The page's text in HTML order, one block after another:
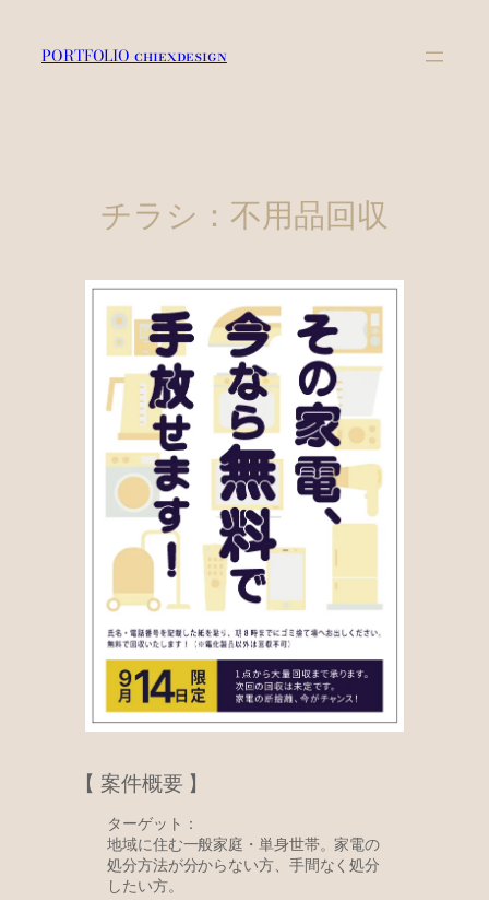
PORTFOLIO chiexdesign
チラシ：不用品回収
【 案件概要 】
ターゲット：
地域に住む一般家庭・単身世帯。家電の
処分方法が分からない方、手間なく処分
したい方。